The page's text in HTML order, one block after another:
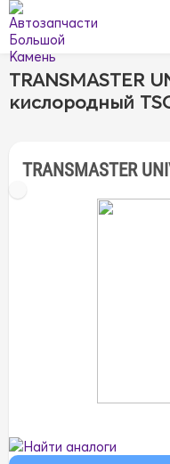
TRANSMASTER
кислородный
TRANSMASTER
Найти аналоги